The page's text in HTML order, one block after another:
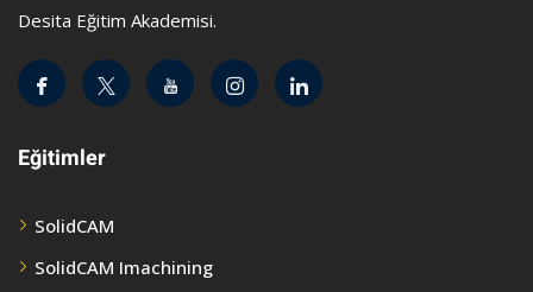
Desita Eğitim Akademisi.
Eğitimler
SolidCAM
SolidCAM Imachining